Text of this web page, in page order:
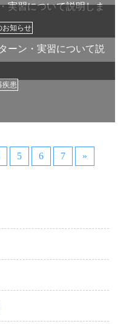
実習について説明しま
お知らせ
ーン・実習について説
疾患
5 6 7 »